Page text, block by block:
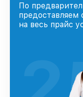
По
предоставляем
на весь прайс